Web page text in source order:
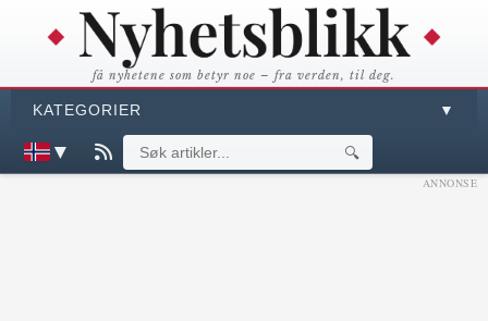
få nyhetene som betyr noe – fra verden, til deg.
KATEGORIER ▼
▼ 🔍
ANNONSE